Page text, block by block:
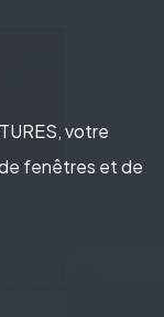
votre
fenêtres et de